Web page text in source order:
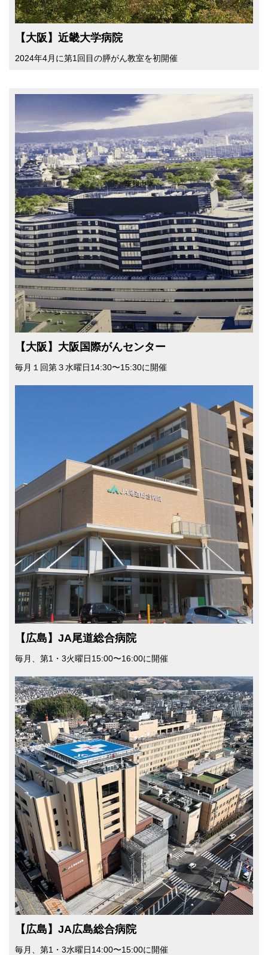
【大阪】近畿大学病院
2024年4月に第1回目の膵がん教室を初開催
【大阪】大阪国際がんセンター
毎月１回第３水曜日14:30〜15:30に開催
【広島】JA尾道総合病院
毎月、第1・3⽕曜⽇15:00〜16:00に開催
【広島】JA広島総合病院
毎月、第1・3⽔曜⽇14:00〜15:00に開催